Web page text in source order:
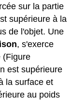
sur la partie
supérieure à la
de l'objet. Une
, s'exerce
(Figure
est supérieure
la surface et
au poids